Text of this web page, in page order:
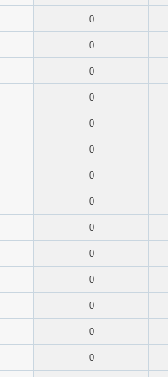
0
0
0
0
0
0
0
0
0
0
0
0
0
0